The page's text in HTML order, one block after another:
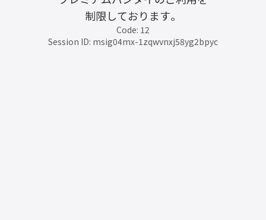
制限しております。
Code: 12
Session ID: msig04mx-1zqwvnxj58yg2bpyc